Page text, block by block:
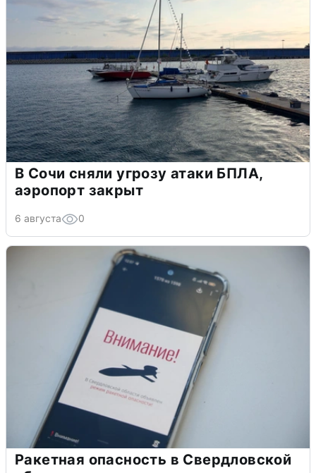
В Сочи сняли угрозу атаки БПЛА,
аэропорт закрыт
6 августа 0
Ракетная опасность в Свердловской